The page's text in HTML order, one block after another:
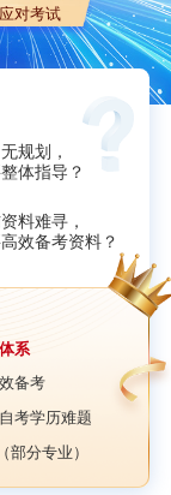
对考试
规划，
体指导？
料难寻，
效备考资料？
系
备考
考学历难题
分专业）